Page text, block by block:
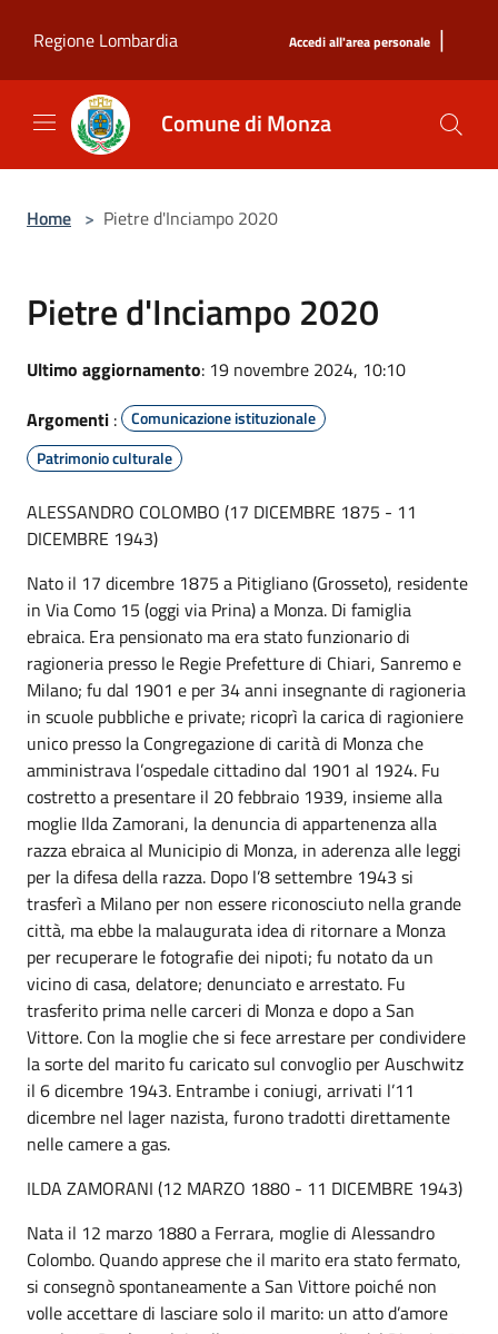
Regione Lombardia
Accedi all'area personale |
Comune di Monza
Home > Pietre d'Inciampo 2020
Pietre d'Inciampo 2020
Ultimo aggiornamento: 19 novembre 2024, 10:10
Argomenti :
Comunicazione istituzionale
Patrimonio culturale
ALESSANDRO COLOMBO (17 DICEMBRE 1875 - 11
DICEMBRE 1943)
Nato il 17 dicembre 1875 a Pitigliano (Grosseto), residente
in Via Como 15 (oggi via Prina) a Monza. Di famiglia
ebraica. Era pensionato ma era stato funzionario di
ragioneria presso le Regie Prefetture di Chiari, Sanremo e
Milano; fu dal 1901 e per 34 anni insegnante di ragioneria
in scuole pubbliche e private; ricoprì la carica di ragioniere
unico presso la Congregazione di carità di Monza che
amministrava l’ospedale cittadino dal 1901 al 1924. Fu
costretto a presentare il 20 febbraio 1939, insieme alla
moglie Ilda Zamorani, la denuncia di appartenenza alla
razza ebraica al Municipio di Monza, in aderenza alle leggi
per la difesa della razza. Dopo l’8 settembre 1943 si
trasferì a Milano per non essere riconosciuto nella grande
città, ma ebbe la malaugurata idea di ritornare a Monza
per recuperare le fotografie dei nipoti; fu notato da un
vicino di casa, delatore; denunciato e arrestato. Fu
trasferito prima nelle carceri di Monza e dopo a San
Vittore. Con la moglie che si fece arrestare per condividere
la sorte del marito fu caricato sul convoglio per Auschwitz
il 6 dicembre 1943. Entrambe i coniugi, arrivati l’11
dicembre nel lager nazista, furono tradotti direttamente
nelle camere a gas.
ILDA ZAMORANI (12 MARZO 1880 - 11 DICEMBRE 1943)
Nata il 12 marzo 1880 a Ferrara, moglie di Alessandro
Colombo. Quando apprese che il marito era stato fermato,
si consegnò spontaneamente a San Vittore poiché non
volle accettare di lasciare solo il marito: un atto d’amore